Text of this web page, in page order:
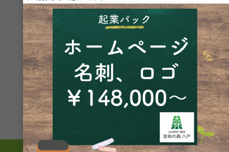
お知らせ
メディア掲載
ブログ
プライバシーポリシー
特定商取引法に基づく表記
メルマガ登録